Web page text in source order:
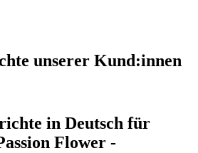
unserer Kund:innen
in Deutsch für
Flower -